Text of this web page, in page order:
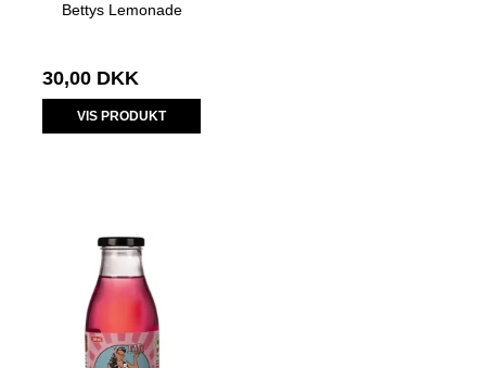
Bettys Lemonade
30,00 DKK
VIS PRODUKT